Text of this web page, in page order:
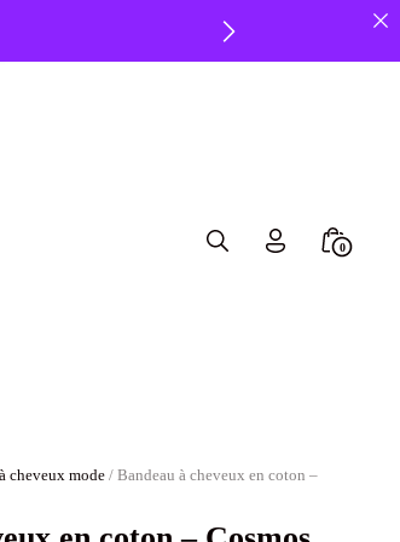
Search
0
cheveux mode / Bandeau à cheveux en coton –